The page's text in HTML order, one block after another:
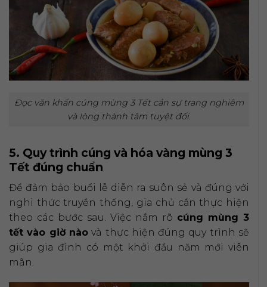
Đọc văn khấn cúng mùng 3 Tết cần sự trang nghiêm
và lòng thành tâm tuyệt đối.
5. Quy trình cúng và hóa vàng mùng 3
Tết đúng chuẩn
Để đảm bảo buổi lễ diễn ra suôn sẻ và đúng với
nghi thức truyền thống, gia chủ cần thực hiện
theo các bước sau. Việc nắm rõ cúng mùng 3
tết vào giờ nàovà thực hiện đúng quy trình sẽ
giúp gia đình có một khởi đầu năm mới viên
mãn.